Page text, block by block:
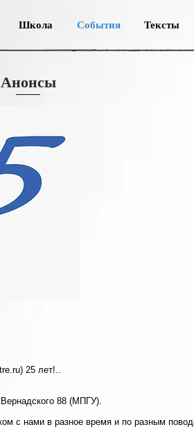
Школа События Тексты
Анонсы
25 лет!..
Вернадского 88 (МПГУ).
с нами в разное время и по разным